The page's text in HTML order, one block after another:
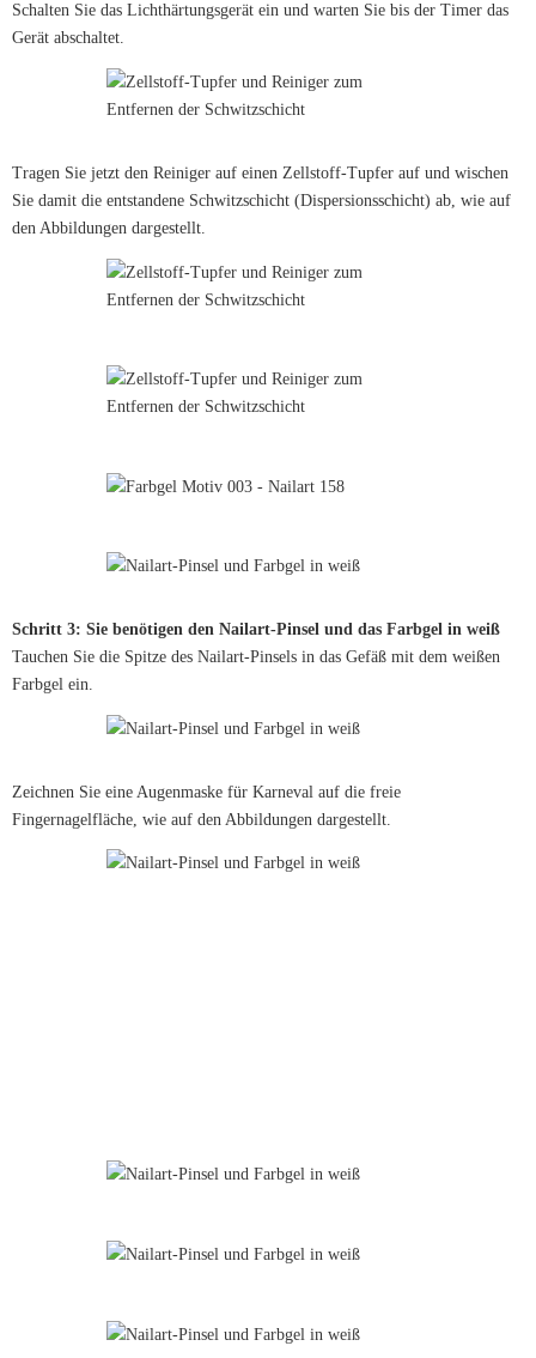
Schalten Sie das Lichthärtungsgerät ein und warten Sie bis der Timer das
Gerät abschaltet.
Tragen Sie jetzt den Reiniger auf einen Zellstoff-Tupfer auf und wischen
Sie damit die entstandene Schwitzschicht (Dispersionsschicht) ab, wie auf
den Abbildungen dargestellt.
Schritt 3: Sie benötigen den Nailart-Pinsel und das Farbgel in weiß
Tauchen Sie die Spitze des Nailart-Pinsels in das Gefäß mit dem weißen
Farbgel ein.
Zeichnen Sie eine Augenmaske für Karneval auf die freie
Fingernagelfläche, wie auf den Abbildungen dargestellt.